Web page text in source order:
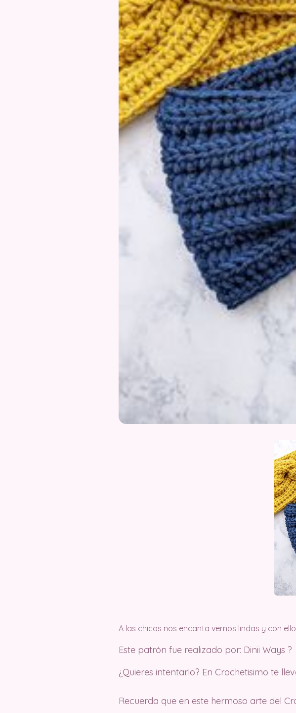
A las chicas nos encanta vernos lindas y con
Este patrón fue realizado por: Dinii Ways ?
¿Quieres intentarlo? En Crochetisimo te
Recuerda que en este hermoso arte del